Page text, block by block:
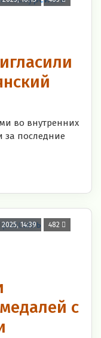
во внутренних
за последние
14:39 482
с